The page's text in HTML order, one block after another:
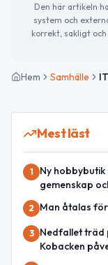
Den här artikeln
system och
korrekt, sakligt
Hem Samhälle
Mest läst
1
Ny
gemenskap
2 Man åtalas
3
Nedfallet träd
Kobacken